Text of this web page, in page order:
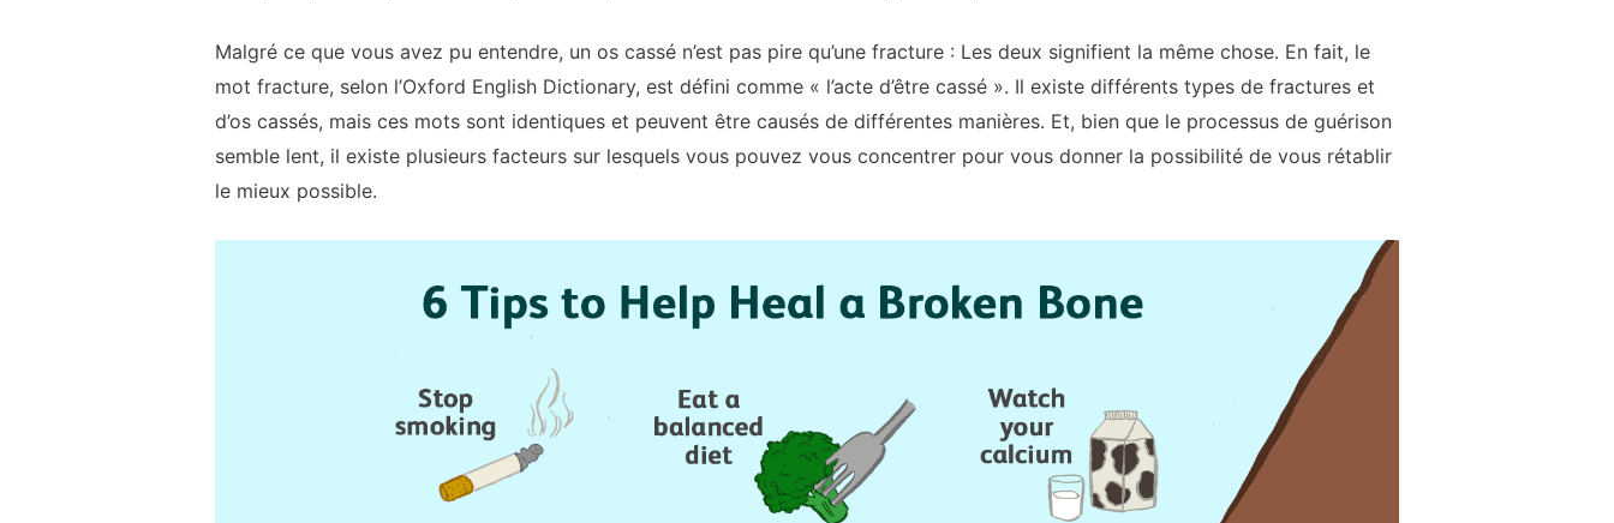
Malgré ce que vous avez pu entendre, un os cassé n’est pas pire qu’une fracture : Les deux signifient la même chose. En fait, le
mot fracture, selon l’Oxford English Dictionary, est défini comme « l’acte d’être cassé ». Il existe différents types de fractures et
d’os cassés, mais ces mots sont identiques et peuvent être causés de différentes manières. Et, bien que le processus de guérison
semble lent, il existe plusieurs facteurs sur lesquels vous pouvez vous concentrer pour vous donner la possibilité de vous rétablir
le mieux possible.